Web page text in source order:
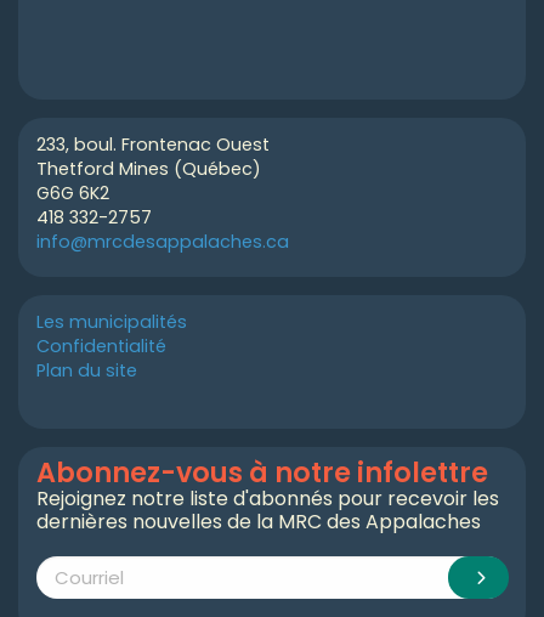
233, boul. Frontenac Ouest
Thetford Mines (Québec)
G6G 6K2
418 332-2757
info@mrcdesappalaches.ca
Les municipalités
Confidentialité
Plan du site
Abonnez-vous à notre infolettre
Rejoignez notre liste d'abonnés pour recevoir les
dernières nouvelles de la MRC des Appalaches